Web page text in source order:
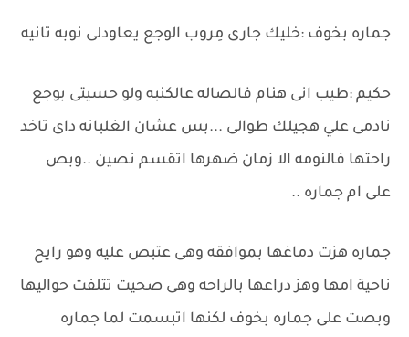
جماره بخوف :خليك جارى مِروب الوجع يعاودلى نوبه تانيه
حكيم :طيب انى هنام فالصاله عالكنبه ولو حسيتى بوجع
نادمى علي هجيلك طوالى ...بس عشان الغلبانه داى تاخد
راحتها فالنومه الا زمان ضهرها اتقسم نصين ..وبص
على ام جماره ..
جماره هزت دماغها بموافقه وهى عتبص عليه وهو رايح
ناحية امها وهز دراعها بالراحه وهى صحيت تتلفت حواليها
وبصت على جماره بخوف لكنها اتبسمت لما جماره